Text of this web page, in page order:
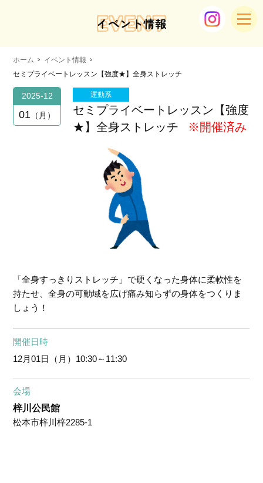
EVENT
イベント情報
ホーム
イベント情報
セミプライベートレッスン【強度★】全身ストレッチ
2025-12
01 月
運動系
セミプライベートレッスン【強度
★】全身ストレッチ
※開催済み
「全身すっきりストレッチ」で硬くなった身体に柔軟性を
持たせ、全身の可動域を広げ痛み知らずの身体をつくりま
しょう！
開催日時
12月01日（月） 10:30～11:30
会場
梓川公民館
松本市梓川梓2285-1